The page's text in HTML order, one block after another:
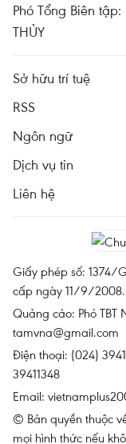
Phó Tổng Biên
THỦY
Sở hữu trí tuệ
RSS
Ngôn ngữ
Dịch vụ tin
Liên hệ
Giấy phép số: 1374/
cấp ngày 11/9/2008.
Quảng cáo: Phó TBT
tamvna@gmail.com
Điện thoại: (024)
39411348
Email:
© Bản quyền thuộc
mọi hình thức nếu